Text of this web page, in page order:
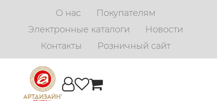
О нас
Покупателям
Электронные каталоги
Новости
Контакты
Розничный сайт